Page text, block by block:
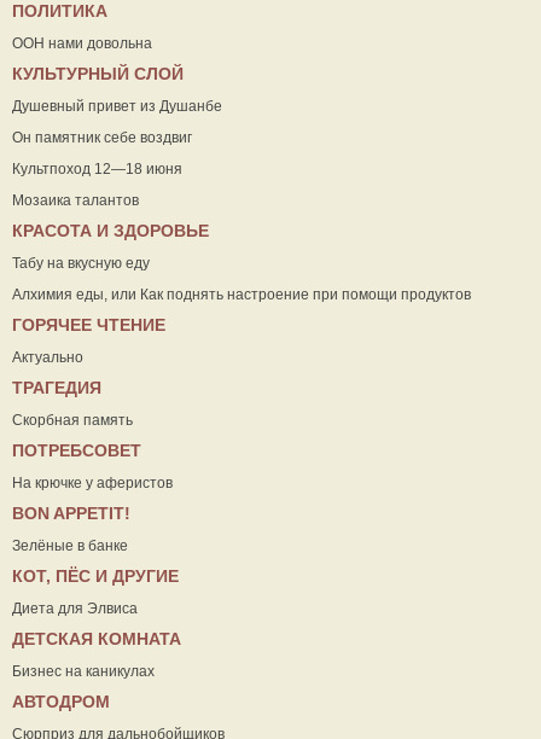
ПОЛИТИКА
ООН нами довольна
КУЛЬТУРНЫЙ СЛОЙ
Душевный привет из Душанбе
Он памятник себе воздвиг
Культпоход 12—18 июня
Мозаика талантов
КРАСОТА И ЗДОРОВЬЕ
Табу на вкусную еду
Алхимия еды, или Как поднять настроение при помощи продуктов
ГОРЯЧЕЕ ЧТЕНИЕ
Актуально
ТРАГЕДИЯ
Скорбная память
ПОТРЕБСОВЕТ
На крючке у аферистов
ВON APPETIT!
Зелёные в банке
КОТ, ПЁС И ДРУГИЕ
Диета для Элвиса
ДЕТСКАЯ КОМНАТА
Бизнес на каникулах
АВТОДРОМ
Сюрприз для дальнобойщиков